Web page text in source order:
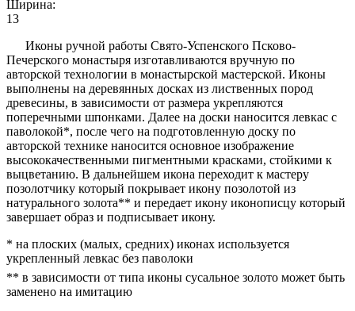
Ширина:
13
Иконы ручной работы Свято-Успенского Псково-
Печерского монастыря изготавливаются вручную по
авторской технологии в монастырской мастерской. Иконы
выполнены на деревянных досках из лиственных пород
древесины, в зависимости от размера укрепляются
поперечными шпонками. Далее на доски наносится левкас с
паволокой*, после чего на подготовленную доску по
авторской технике наносится основное изображение
высококачественными пигментными красками, стойкими к
выцветанию. В дальнейшем икона переходит к мастеру
позолотчику который покрывает икону позолотой из
натурального золота** и передает икону иконописцу который
завершает образ и подписывает икону.
* на плоских (малых, средних) иконах используется
укрепленный левкас без паволоки
** в зависимости от типа иконы сусальное золото может быть
заменено на имитацию